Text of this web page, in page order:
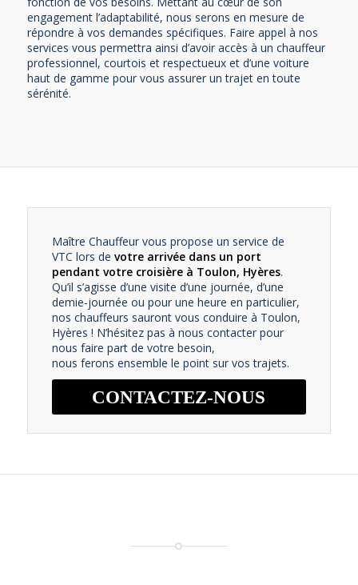
engagement l’adaptabilité, nous serons en mesure de
répondre à vos demandes spécifiques. Faire appel à nos
services vous permettra ainsi d’avoir accès à un chauffeur
professionnel, courtois et respectueux et d’une voiture
haut de gamme pour vous assurer un trajet en toute
sérénité.
Maître Chauffeur vous propose un service de
VTC lors de votre arrivée dans un port
pendant votre croisière à Toulon, Hyères.
Qu’il s’agisse d’une visite d’une journée, d’une
demie-journée ou pour une heure en particulier,
nos chauffeurs sauront vous conduire à Toulon,
Hyères ! N’hésitez pas à nous contacter pour
nous faire part de votre besoin,
nous ferons ensemble le point sur vos trajets.
CONTACTEZ-NOUS